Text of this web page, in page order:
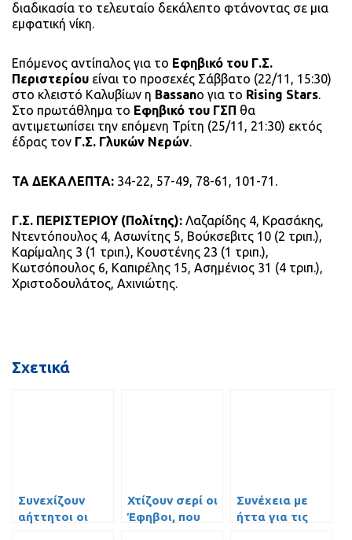
διαδικασία το τελευταίο δεκάλεπτο φτάνοντας σε μια
εμφατική νίκη.
Επόμενος αντίπαλος για το Εφηβικό του Γ.Σ.
Περιστερίου είναι το προσεχές Σάββατο (22/11, 15:30)
στο κλειστό Καλυβίων η Bassano για το Rising Stars.
Στο πρωτάθλημα το Εφηβικό του ΓΣΠ θα
αντιμετωπίσει την επόμενη Τρίτη (25/11, 21:30) εκτός
έδρας τον Γ.Σ. Γλυκών Νερών.
ΤΑ ΔΕΚΑΛΕΠΤΑ: 34-22, 57-49, 78-61, 101-71.
Γ.Σ. ΠΕΡΙΣΤΕΡΙΟΥ (Πολίτης): Λαζαρίδης 4, Κρασάκης,
Ντεντόπουλος 4, Ασωνίτης 5, Βούκσεβιτς 10 (2 τριπ.),
Καρίμαλης 3 (1 τριπ.), Κουστένης 23 (1 τριπ.),
Κωτσόπουλος 6, Καπιρέλης 15, Ασημένιος 31 (4 τριπ.),
Χριστοδουλάτος, Αχινιώτης.
Σχετικά
Συνεχίζουν
αήττητοι οι
Χτίζουν σερί οι
Έφηβοι, που
Συνέχεια με
ήττα για τις